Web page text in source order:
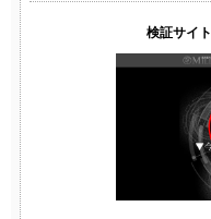
検証サイト